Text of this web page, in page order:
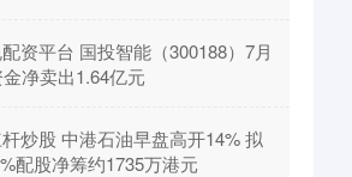
资平台 国投智能（300188）7月
净卖出1.64亿元
炒股 中港石油早盘高开14% 拟
配股净筹约1735万港元